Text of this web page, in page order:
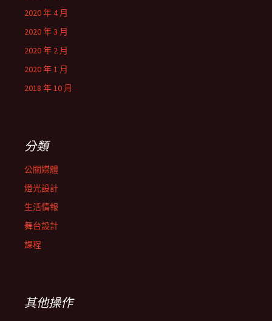
2020 年 4 月
2020 年 3 月
2020 年 2 月
2020 年 1 月
2018 年 10 月
分類
公關媒體
燈光設計
生活情報
舞台設計
課程
其他操作